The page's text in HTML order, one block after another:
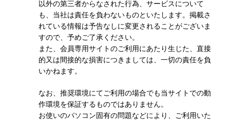
以外の第三者からなされた行為、サービスについて
も、当社は責任を負わないものといたします。掲載さ
れている情報は予告なしに変更されることがございま
すので、予めご了承ください。
また、会員専用サイトのご利用にあたり生じた、直接
的又は間接的な損害につきましては、一切の責任を負
いかねます。
なお、推奨環境にてご利用の場合でも当サイトでの動
作環境を保証するものではありません。
お使いのパソコン固有の問題などにより、ご利用いた